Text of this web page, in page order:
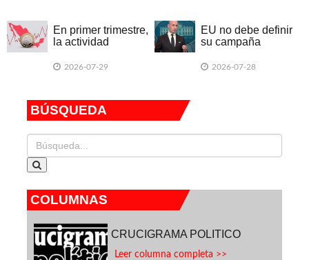
En primer trimestre,
la actividad
en 20 entidades
2026-07-29
EU no debe definir
su campaña
México, dice
2026-07-28
BÚSQUEDA
COLUMNAS
CRUCIGRAMA POLITICO
Leer columna completa >>